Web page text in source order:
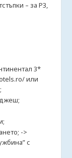
– за РЗ,
3*
или
->
с